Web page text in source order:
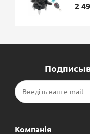
2
Компанія